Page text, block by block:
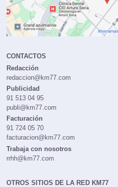
CONTACTOS
Redacción
redaccion@km77.com
Publicidad
91 513 04 95
publi@km77.com
Facturación
91 724 05 70
facturacion@km77.com
Trabaja con nosotros
rrhh@km77.com
OTROS SITIOS DE LA RED KM77